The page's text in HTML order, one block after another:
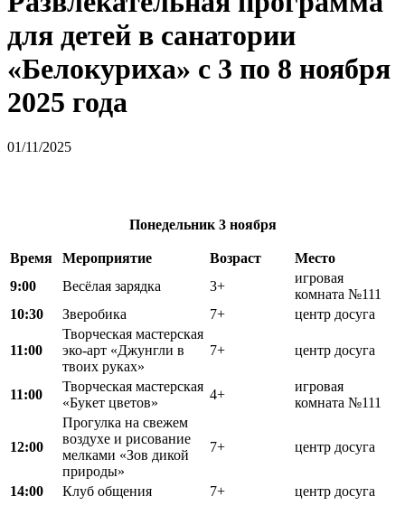
для детей в санатории
«Белокуриха» с 3 по 8 ноября
2025 года
01/11/2025
Понедельник3 ноября
Время Мероприятие Возраст
Место
9:00
Весёлая зарядка 3+
игровая
комната №111
10:30
Зверобика 7+ центр досуга
11:00
Творческая мастерская
эко-арт «Джунгли в
твоих руках»
7+ центр досуга
11:00
Творческая мастерская
«Букет цветов»
4+
игровая
комната №111
12:00
Прогулка на свежем
воздухе и рисование
мелками «Зов дикой
природы»
7+ центр досуга
14:00 Клуб общения 7+
центр досуга